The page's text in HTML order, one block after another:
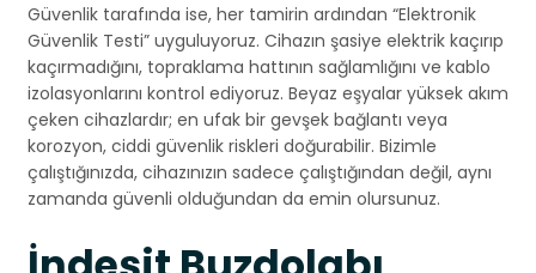
Güvenlik tarafında ise, her tamirin ardından “Elektronik
Güvenlik Testi” uyguluyoruz. Cihazın şasiye elektrik kaçırıp
kaçırmadığını, topraklama hattının sağlamlığını ve kablo
izolasyonlarını kontrol ediyoruz. Beyaz eşyalar yüksek akım
çeken cihazlardır; en ufak bir gevşek bağlantı veya
korozyon, ciddi güvenlik riskleri doğurabilir. Bizimle
çalıştığınızda, cihazınızın sadece çalıştığından değil, aynı
zamanda güvenli olduğundan da emin olursunuz.